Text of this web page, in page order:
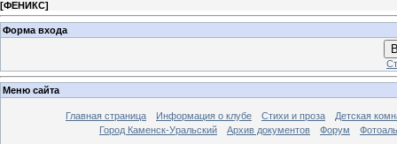
[ФЕНИКС]
Форма входа
Меню сайта
Главная страница Информация о клубе Стихи и проза
Детская
Город Каменск-Уральский
Архив документов Форум